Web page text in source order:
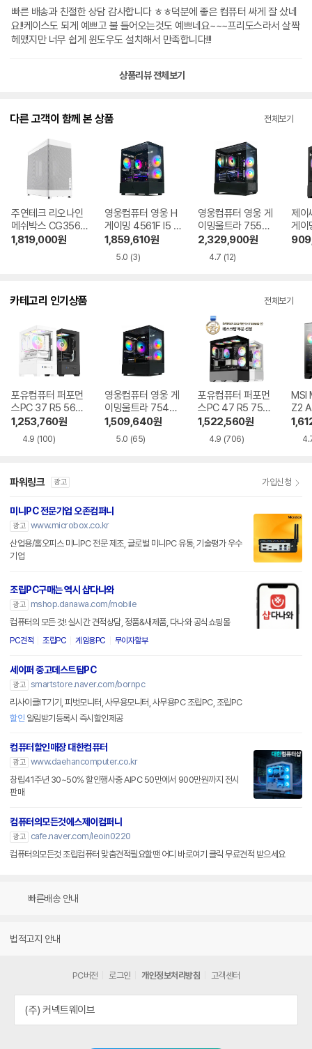
빠른 배송과 친절한 상담 감사합니다 ㅎㅎ덕분에 좋은 컴퓨터 싸게 잘 샀네
요!!케이스도 되게 예쁘고 불 들어오는것도 예쁘네요~~~프리도스라서 살짝
헤맸지만 너무 쉽게 윈도우도 설치해서 만족합니다!!!
상품리뷰 전체보기
다른 고객이 함께 본 상품 전체보기
주연테크 리오나인
메쉬박스 CG3565
6T 화이트 16GB,
1,819,000원
영웅컴퓨터 영웅 H
게이밍 4561F I5 1
4400F RTX5060
Ti 32GB, M.2 1TB
1,859,610원
5.0 (3)
영웅컴퓨터 영웅 게
이밍울트라 7557
R5 7500F RTX50
70 32GB, M.2 1T
2,329,900원
4.7 (12)
제이
게이
G04
카테고리 인기상품 전체보기
포유컴퓨터 퍼포먼
스PC 37 R5 5600
RTX5060
1,253,760원
4.9 (100)
영웅컴퓨터 영웅 게
이밍울트라 7546
GT R5 7500F RT
X5060Ti
1,509,640원
5.0 (65)
포유컴퓨터 퍼포먼
스PC 47 R5 7500
F RTX5060Ti
1,522,560원
4.9 (706)
MSI
Z2
R5-
파워링크 광고 가입신청
미니PC 전문기업 오존컴퍼니
광고 www.microbox.co.kr
산업용/홈오피스 미니PC 전문 제조, 글로벌 미니PC 유통, 기술평가 우수
기업
조립PC구매는 역시 샵다나와
광고
mshop.danawa.com/mobile
컴퓨터의 모든 것! 실시간 견적상담, 정품&새제품, 다나와 공식쇼핑몰
PC견적 조립PC 게임용PC 무이자할부
세이퍼 중고데스트탑PC
광고 smartstore.naver.com/bornpc
리사이클IT기기, 피벗모니터, 사무용모니터, 사무용PC 조립PC, 조립PC
할인 알림받기등록시 즉시할인제공
컴퓨터할인매장 대한컴퓨터
광고 www.daehancomputer.co.kr
창립41주년 30~50% 할인행사중 AIPC 50만에서 900만원까지 전시
판매
컴퓨터의모든것에스제이컴퍼니
광고
cafe.naver.com/leoin0220
컴퓨터의모든것 조립컴퓨터 맞춤견적필요할땐 어디 바로여기 클릭 무료견적 받으세요
빠른배송 안내
법적고지 안내
PC버전 로그인 개인정보처리방침 고객센터
(주) 커넥트웨이브